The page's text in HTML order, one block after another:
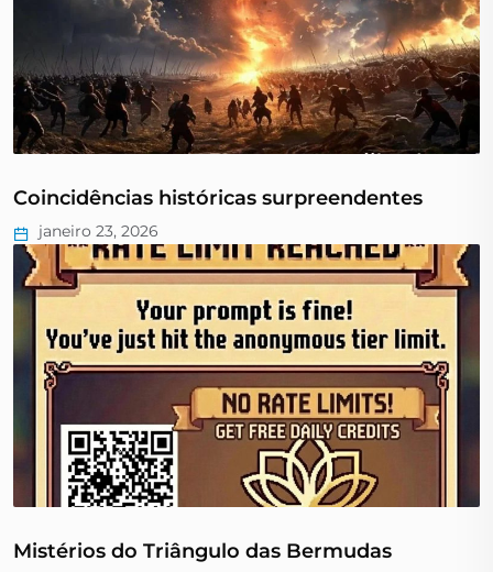
Coincidências históricas surpreendentes
janeiro 23, 2026
Mistérios do Triângulo das Bermudas